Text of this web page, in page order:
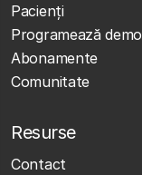
Pacienți
Programează demo
Abonamente
Comunitate
Resurse
Contact